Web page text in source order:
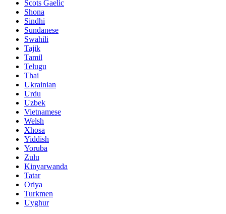
Scots Gaelic
Shona
Sindhi
Sundanese
Swahili
Tajik
Tamil
Telugu
Thai
Ukrainian
Urdu
Uzbek
Vietnamese
Welsh
Xhosa
Yiddish
Yoruba
Zulu
Kinyarwanda
Tatar
Oriya
Turkmen
Uyghur